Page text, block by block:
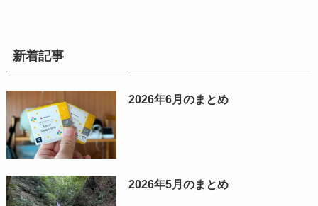
新着記事
2026年6月のまとめ
2026年5月のまとめ